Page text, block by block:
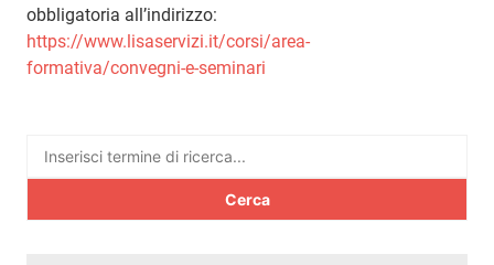
obbligatoria all’indirizzo:
https://www.lisaservizi.it/corsi/area-
formativa/convegni-e-seminari
Ricerca